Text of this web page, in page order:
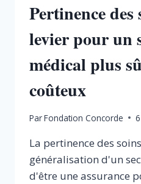
Pertinence des
levier pour un
médical plus
coûteux
ParFondation Concorde
La pertinence des
généralisation d'un
d'être une assurance